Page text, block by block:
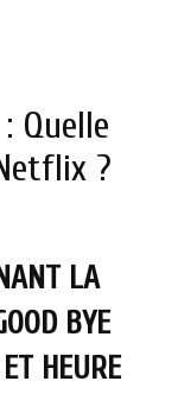
Quelle
?
LA
BYE
HEURE